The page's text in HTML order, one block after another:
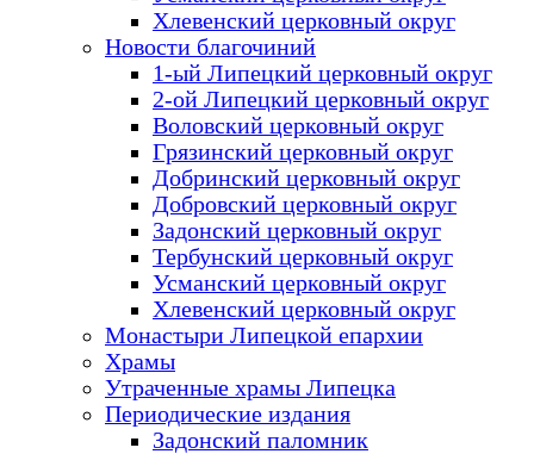
Хлевенский церковный округ
Новости благочиний
1-ый Липецкий церковный округ
2-ой Липецкий церковный округ
Воловский церковный округ
Грязинский церковный округ
Добринский церковный округ
Добровский церковный округ
Задонский церковный округ
Тербунский церковный округ
Усманский церковный округ
Хлевенский церковный округ
Монастыри Липецкой епархии
Храмы
Утраченные храмы Липецка
Периодические издания
Задонский паломник